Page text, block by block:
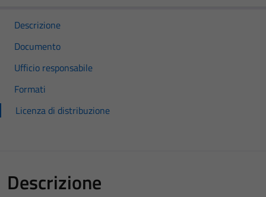
Descrizione
Documento
Ufficio responsabile
Formati
Licenza di distribuzione
Descrizione